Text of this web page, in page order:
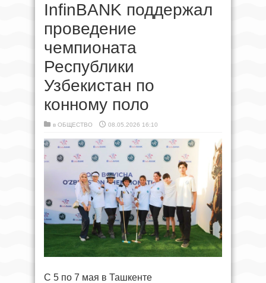
InfinBANK поддержал
проведение
чемпионата
Республики
Узбекистан по
конному поло
в ОБЩЕСТВО 08.05.2026 16:10
С 5 по 7 мая в Ташкенте